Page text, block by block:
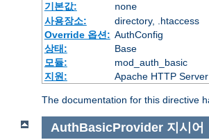
기본값:
none
사용장소:
directory, .htaccess
Override 옵션: AuthConfig
상태:
Base
모듈:
mod_auth_basic
지원:
Apache HTTP
The documentation for this directive
AuthBasicProvider 지시어